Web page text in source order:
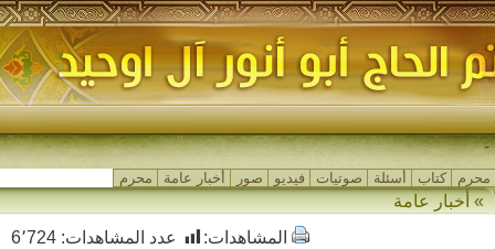
مجا_
محرم كتاب أسئلة صوتيات فيديو صور أخبار عامة محرم
» أخبار عامة
المشاهدات:
عدد المشاهدات: 6٬724